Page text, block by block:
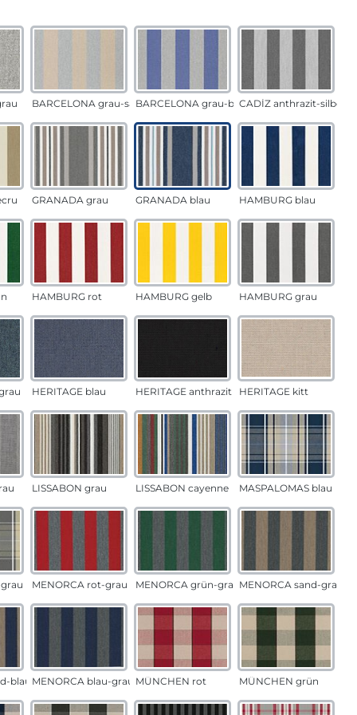
BARCELONA grau-sandBARCELONA grau-blauCADÍZ anthrazit-silber
GRANADA grau GRANADA blau HAMBURG blau
HAMBURG rot HAMBURG gelb HAMBURG grau
HERITAGE blau HERITAGE anthrazit HERITAGE kitt
LISSABON grau LISSABON cayenne MASPALOMAS blau
MENORCA rot-grau MENORCA grün-grau MENORCA sand-grau
blau MENORCA blau-grau MÜNCHEN rot MÜNCHEN grün